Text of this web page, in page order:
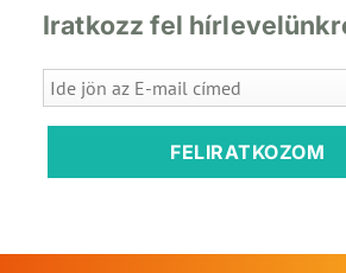
Iratkozz fel
FELIRATKOZOM